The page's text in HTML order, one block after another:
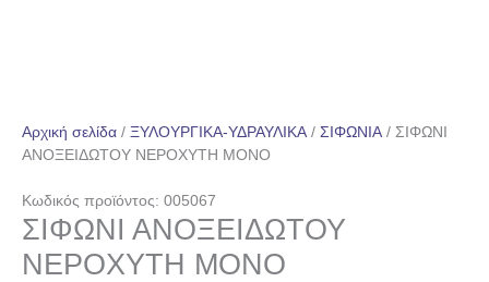
Αρχική σελίδα / ΞΥΛΟΥΡΓΙΚΑ-ΥΔΡΑΥΛΙΚΑ / ΣΙΦΩΝΙΑ / ΣΙΦΩΝΙ
ΑΝΟΞΕΙΔΩΤΟΥ ΝΕΡΟΧΥΤΗ ΜΟΝΟ
Κωδικός προϊόντος: 005067
ΣΙΦΩΝΙ ΑΝΟΞΕΙΔΩΤΟΥ
ΝΕΡΟΧΥΤΗ ΜΟΝΟ